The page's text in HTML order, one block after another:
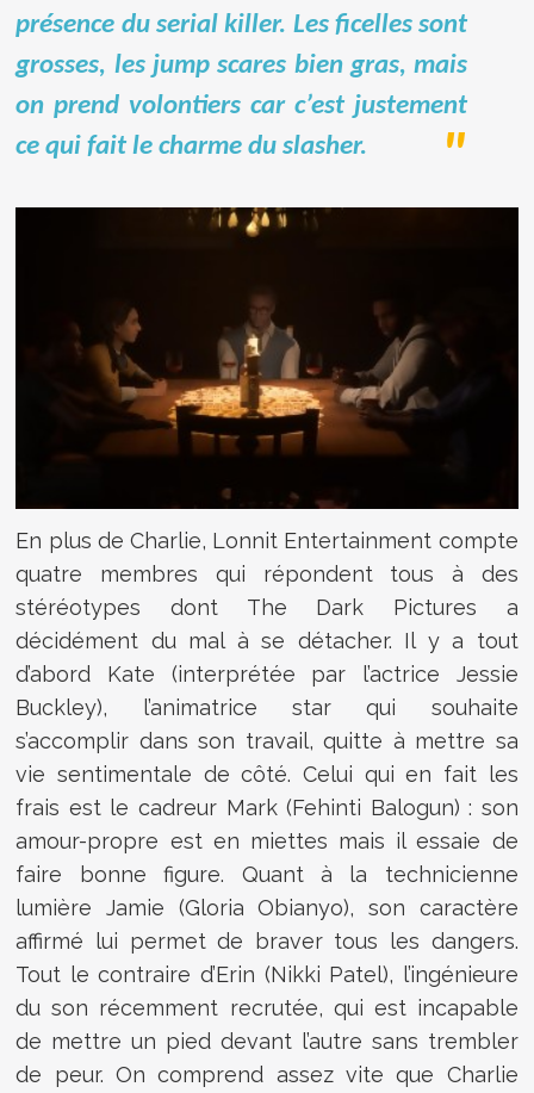
présence du serial killer. Les ficelles sont
grosses, les jump scares bien gras, mais
on prend volontiers car c’est justement
ce qui fait le charme du slasher.
En plus de Charlie, Lonnit Entertainment compte
quatre membres qui répondent tous à des
stéréotypes dont The Dark Pictures a
décidément du mal à se détacher. Il y a tout
d’abord Kate (interprétée par l’actrice Jessie
Buckley), l’animatrice star qui souhaite
s’accomplir dans son travail, quitte à mettre sa
vie sentimentale de côté. Celui qui en fait les
frais est le cadreur Mark (Fehinti Balogun) : son
amour-propre est en miettes mais il essaie de
faire bonne figure. Quant à la technicienne
lumière Jamie (Gloria Obianyo), son caractère
affirmé lui permet de braver tous les dangers.
Tout le contraire d’Erin (Nikki Patel), l’ingénieure
du son récemment recrutée, qui est incapable
de mettre un pied devant l’autre sans trembler
de peur. On comprend assez vite que Charlie